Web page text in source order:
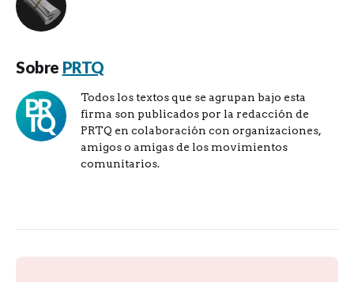
Sobre PRTQ
Todos los textos que se agrupan bajo esta
firma son publicados por la redacción de
PRTQ en colaboración con organizaciones,
amigos o amigas de los movimientos
comunitarios.